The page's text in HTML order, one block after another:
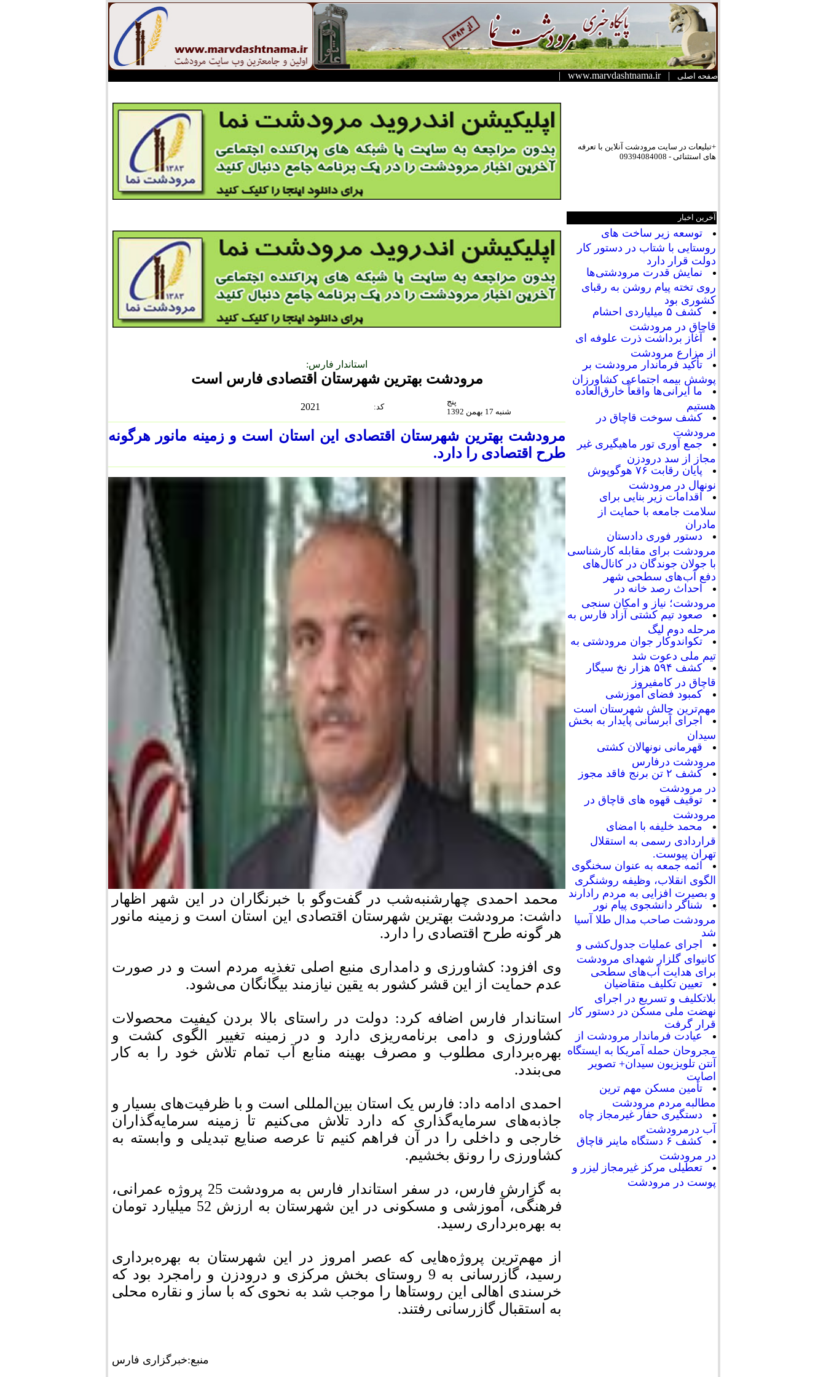
صفحه اصلی |
www.marvdashtnama.ir
|
+تبلیعات در سایت مرودشت آنلاین با تعرفه
های استثنائی - 09394084008
آخرین اخبار
توسعه زیر ساخت های
روستایی با شتاب در دستور کار
دولت قرار دارد
نمایش قدرت مرودشتی‌ها
روی تخته پیام روشن به رقبای
کشوری بود
کشف ۵ میلیاردی احشام
قاچاق در مرودشت
آغاز برداشت ذرت علوفه ای
از مزارع مرودشت
تأکید فرماندار مرودشت بر
پوشش بیمه اجتماعی کشاورزان
ما ایرانی‌ها واقعاً خارق‌العاده
هستیم
کشف سوخت قاچاق در
مرودشت
جمع آوری تور ماهیگیری غیر
مجاز از سد درودزن
پایان رقابت‌ ۷۶ هوگوپوش
نونهال در مرودشت
اقدامات زیر بنایی برای
سلامت جامعه با حمایت از
مادران
دستور فوری دادستان
مرودشت برای مقابله کارشناسی
با جولان جوندگان در کانال‌های
دفع آب‌های سطحی شهر
احداث رصد خانه در
مرودشت؛ نیاز و امکان سنجی
صعود تیم کشتی آزاد فارس به
مرحله دوم لیگ
تکواندوکار جوان مرودشتی به
تیم ملی دعوت شد
کشف ۵۹۴ هزار نخ سیگار
قاچاق در کامفیروز
کمبود فضای آموزشی
مهم‌ترین چالش شهرستان است
اجرای آبرسانی پایدار به بخش
سیدان
قهرمانی نونهالان کشتی
مرودشت درفارس
کشف ۲ تن برنج فاقد مجوز
در مرودشت
توقیف قهوه های قاچاق در
مرودشت
محمد خلیفه با امضای
قراردادی رسمی به استقلال
تهران پیوست.
ائمه جمعه به عنوان سخنگوی
الگوی انقلاب، وظیفه روشنگری
و بصیرت افزایی به مردم رادارند
شناگر دانشجوی پیام نور
مرودشت صاحب مدال طلا آسیا
شد
اجرای عملیات جدول‌کشی و
کانیوای گلزار شهدای مرودشت
برای هدایت آب‌های سطحی
تعیین تکلیف متقاضیان
بلاتکلیف و تسریع در اجرای
نهضت ملی مسکن در دستور کار
قرار گرفت
عیادت فرماندار مرودشت از
مجروحان حمله آمریکا به ایستگاه
آنتن تلویزیون سیدان+ تصویر
اصابت
تأمین مسکن مهم ترین
مطالبه مردم مرودشت
دستگیری حفار غیرمجاز چاه
آب درمرودشت
کشف ۶ دستگاه ماینر قاچاق
در مرودشت
تعطیلی مرکز غیرمجاز لیزر و
پوست در مرودشت
استاندار فارس:
مرودشت بهترین شهرستان اقتصادی فارس است
2021 :كد
پنج
شنبه 17 بهمن 1392
مرودشت بهترین شهرستان اقتصادی این استان است و زمینه مانور هرگونه
طرح اقتصادی را دارد.
محمد احمدی چهارشنبه‌شب در گفت‌وگو با خبرنگاران در این شهر اظهار
داشت: مرودشت بهترین شهرستان اقتصادی این استان است و زمینه مانور
هر گونه طرح اقتصادی را دارد.
وی افزود: کشاورزی و دامداری منبع اصلی تغذیه مردم است و در صورت
عدم حمایت از این قشر کشور به یقین نیازمند بیگانگان می‌شود.
استاندار فارس اضافه کرد: دولت در راستای بالا بردن کیفیت محصولات
کشاورزی و دامی برنامه‌ریزی دارد و در زمینه تغییر الگوی کشت و
بهره‌برداری مطلوب و مصرف بهینه منابع آب تمام تلاش خود را به کار
می‌بندد.
احمدی ادامه داد: فارس یک استان بین‌المللی است و با ظرفیت‌های بسیار و
جاذبه‌های سرمایه‌گذاری که دارد تلاش می‌کنیم تا زمینه سرمایه‌گذاران
خارجی و داخلی را در آن فراهم کنیم تا عرصه صنایع تبدیلی و وابسته به
کشاورزی را رونق بخشیم.
به گزارش فارس، در سفر استاندار فارس به مرودشت 25 پروژه عمرانی،
فرهنگی، آموزشی و مسکونی در این شهرستان به ارزش 52 میلیارد تومان
به بهره‌برداری رسید.‌
از مهم‌ترین پروژه‌هایی که عصر امروز در این شهرستان به بهره‌برداری
رسید، گازرسانی به 9 روستای بخش مرکزی و درودزن و رامجرد بود که
خرسندی اهالی این روستاها را موجب شد به نحوی که با ساز و نقاره محلی
به استقبال گازرسانی رفتند.
منبع:خبرگزاری فارس